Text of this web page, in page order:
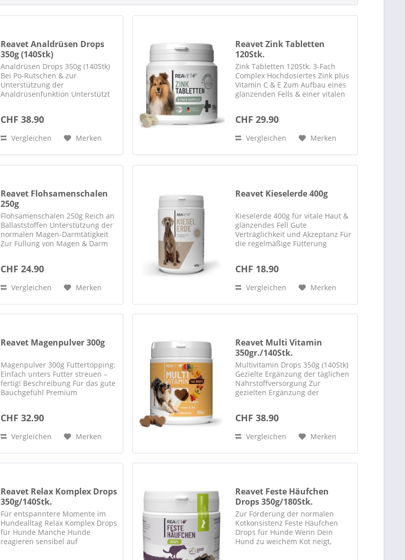
Reavet Analdrüsen Drops
350g (140Stk)
Analdrüsen Drops 350g (140Stk)
Bei Po-Rutschen & zur
Unterstützung der
Analdrüsenfunktion Unterstützt
natürliche Analdrüsen-
Flohsamenschalen, Ballaststoffen
CHF 38.90
Vergleichen Merken
Reavet Zink Tabletten
120Stk.
Zink Tabletten 120Stk. 3-Fach
Complex Hochdosiertes Zink plus
Vitamin C & E Zum Aufbau eines
glänzenden Fells & einer vitalen
Deutschland hergestellt
ausgewogene...
CHF 29.90
Vergleichen Merken
Reavet Flohsamenschalen
250g
Flohsamenschalen 250g Reich an
Ballaststoffen Unterstützung der
normalen Magen-Darmtätigkeit
Zur Füllung von Magen & Darm
Beschreibung Für Magen & Darm
CHF 24.90
Vergleichen Merken
Reavet Kieselerde 400g
Kieselerde 400g für vitale Haut &
glänzendes Fell Gute
Verträglichkeit und Akzeptanz Für
die regelmäßige Fütterung
Silizium Beschreibung Für
vitale...
CHF 18.90
Vergleichen Merken
Reavet Magenpulver 300g
Magenpulver 300g Futtertopping:
Einfach unters Futter streuen –
fertig! Beschreibung Für das gute
Bauchgefühl Premium
wahrer Freund für den Magen
Ulmenrinde,...
CHF 32.90
Vergleichen Merken
Reavet Multi Vitamin
350gr./140Stk.
Multivitamin Drops 350g (140Stk)
Gezielte Ergänzung der täglichen
Nährstoffversorgung Zur
gezielten Ergänzung der
Multivitamin Drops für Hunde
mit Vitaminen und...
CHF 38.90
Vergleichen Merken
Reavet Relax Komplex Drops
350g/140Stk.
Für entspanntere Momente im
Hundealltag Relax Komplex Drops
für Hunde Manche Hunde
reagieren sensibel auf
Reavet Feste Häufchen
Drops 350g/180Stk.
Zur Förderung der normalen
Kotkonsistenz Feste Häufchen
Drops für Hunde Wenn Dein
Hund zu weichem Kot neigt,